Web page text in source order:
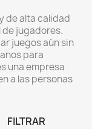
de alta calidad
jugadores.
juegos aún sin
para
una empresa
a las personas
FILTRAR